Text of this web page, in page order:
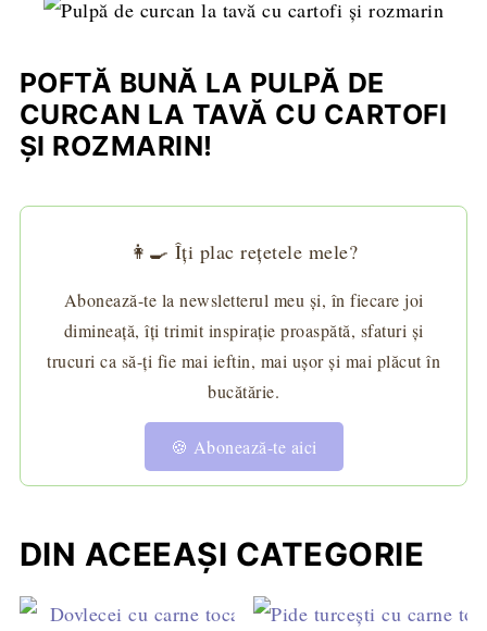
POFTĂ BUNĂ LA PULPĂ DE
CURCAN LA TAVĂ CU CARTOFI
ŞI ROZMARIN!
👩‍🍳 Îți plac rețetele mele?
Abonează-te la newsletterul meu și, în fiecare joi
dimineață, îți trimit inspirație proaspătă, sfaturi și
trucuri ca să-ți fie mai ieftin, mai ușor și mai plăcut în
bucătărie.
🍪 Abonează-te aici
DIN ACEEAȘI CATEGORIE